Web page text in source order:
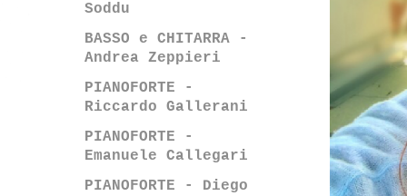
Soddu
BASSO e CHITARRA -
Andrea Zeppieri
PIANOFORTE -
Riccardo Gallerani
PIANOFORTE -
Emanuele Callegari
PIANOFORTE - Diego